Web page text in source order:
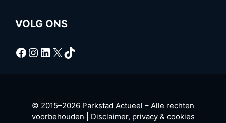
VOLG ONS
Facebook
Instagram
LinkedIn
X TikTok
© 2015–2026 Parkstad Actueel – Alle rechten
voorbehouden | Disclaimer, privacy & cookies